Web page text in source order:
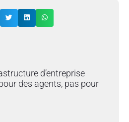
d’entreprise
des agents, pas pour